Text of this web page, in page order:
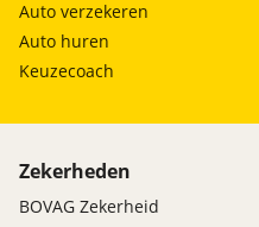
Auto verzekeren
Auto huren
Keuzecoach
Zekerheden
BOVAG Zekerheid